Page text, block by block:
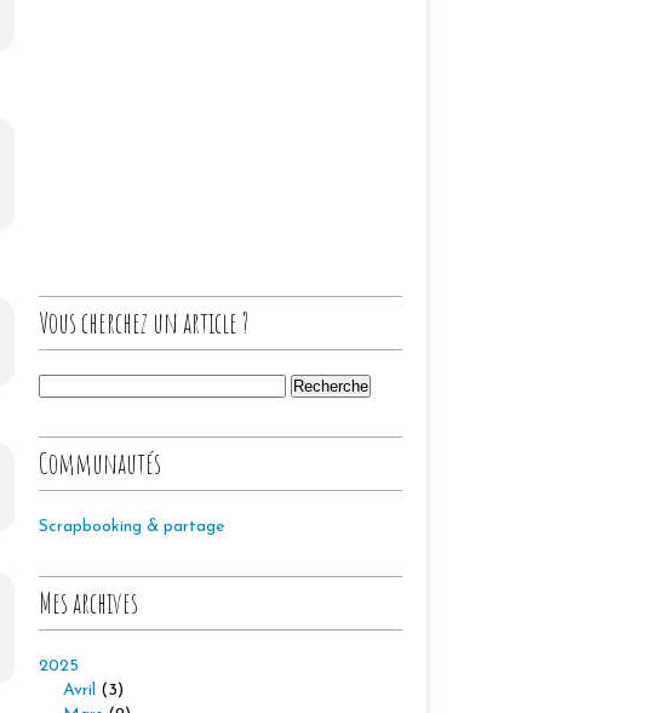
Vous cherchez un article ?
Communautés
Scrapbooking & partage
Mes archives
2025
Avril (3)